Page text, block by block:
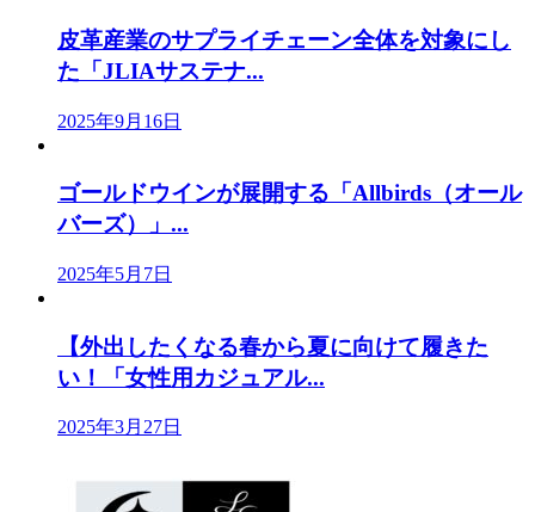
皮革産業のサプライチェーン全体を対象にし
た「JLIAサステナ...
2025年9月16日
ゴールドウインが展開する「Allbirds（オール
バーズ）」...
2025年5月7日
【外出したくなる春から夏に向けて履きた
い！「女性用カジュアル...
2025年3月27日